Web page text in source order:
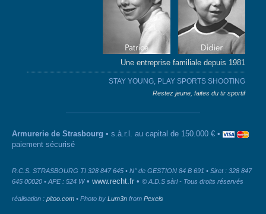
Une entreprise familiale depuis 1981
STAY YOUNG, PLAY SPORTS SHOOTING
Restez jeune, faites du tir sportif
Armurerie de Strasbourg • s.à.r.l. au capital de 150.000 € •
paiement sécurisé
R.C.S. STRASBOURG TI 328 847 645 • N° de GESTION 84 B 691 • Siret : 328 847
645 00020 • APE : 524 W• www.recht.fr • © A.D.S sàrl - Tous droits réservés
réalisation : pitoo.com • Photo by Lum3n from Pexels